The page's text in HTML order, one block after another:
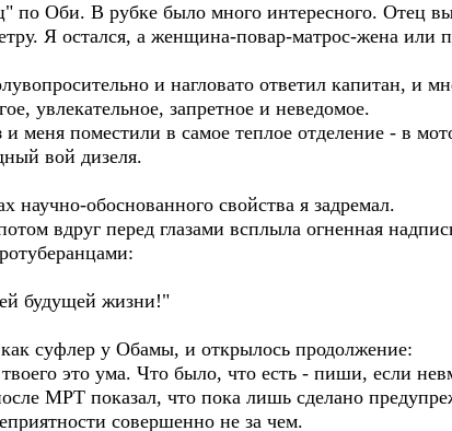
по Оби. В рубке было много интересного. Отец
Я остался, а женщина-повар-матрос-жена или
и нагловато ответил капитан, и
увлекательное, запретное и неведомое.
меня поместили в самое теплое отделение - в
вой дизеля.
научно-обоснованного свойства я задремал.
вдруг перед глазами всплыла огненная
будущей жизни!"
суфлер у Обамы, и открылось продолжение:
это ума. Что было, что есть - пиши, если
МРТ показал, что пока лишь сделано
совершенно не за чем.